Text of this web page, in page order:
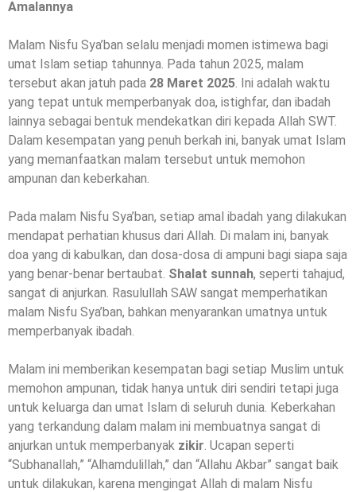
Amalannya
Malam Nisfu Sya’ban selalu menjadi momen istimewa bagi
umat Islam setiap tahunnya. Pada tahun 2025, malam
tersebut akan jatuh pada 28 Maret 2025 . Ini adalah waktu
yang tepat untuk memperbanyak doa, istighfar, dan ibadah
lainnya sebagai bentuk mendekatkan diri kepada Allah SWT.
Dalam kesempatan yang penuh berkah ini, banyak umat Islam
yang memanfaatkan malam tersebut untuk memohon
ampunan dan keberkahan.
Pada malam Nisfu Sya’ban, setiap amal ibadah yang dilakukan
mendapat perhatian khusus dari Allah. Di malam ini, banyak
doa yang di kabulkan, dan dosa-dosa di ampuni bagi siapa saja
yang benar-benar bertaubat. Shalat sunnah, seperti tahajud,
sangat di anjurkan. Rasulullah SAW sangat memperhatikan
malam Nisfu Sya’ban, bahkan menyarankan umatnya untuk
memperbanyak ibadah.
Malam ini memberikan kesempatan bagi setiap Muslim untuk
memohon ampunan, tidak hanya untuk diri sendiri tetapi juga
untuk keluarga dan umat Islam di seluruh dunia. Keberkahan
yang terkandung dalam malam ini membuatnya sangat di
anjurkan untuk memperbanyak zikir . Ucapan seperti
“Subhanallah,” “Alhamdulillah,” dan “Allahu Akbar” sangat baik
untuk dilakukan, karena mengingat Allah di malam Nisfu